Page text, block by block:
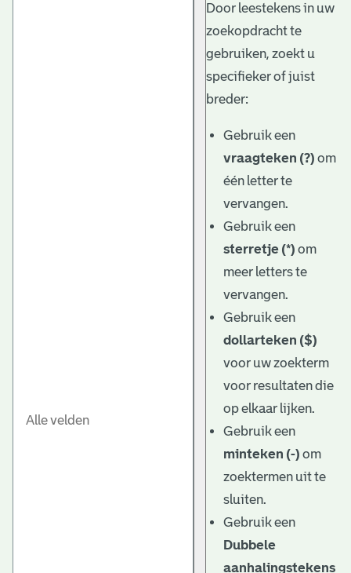
Door leestekens in uw
zoekopdracht te
gebruiken, zoekt u
specifieker of juist
breder:
Gebruik een
vraagteken (?) om
één letter te
vervangen.
Gebruik een
sterretje (*) om
meer letters te
vervangen.
Gebruik een
dollarteken ($)
voor uw zoekterm
voor resultaten die
op elkaar lijken.
Gebruik een
minteken (-) om
zoektermen uit te
sluiten.
Gebruik een
Dubbele
aanhalingstekens